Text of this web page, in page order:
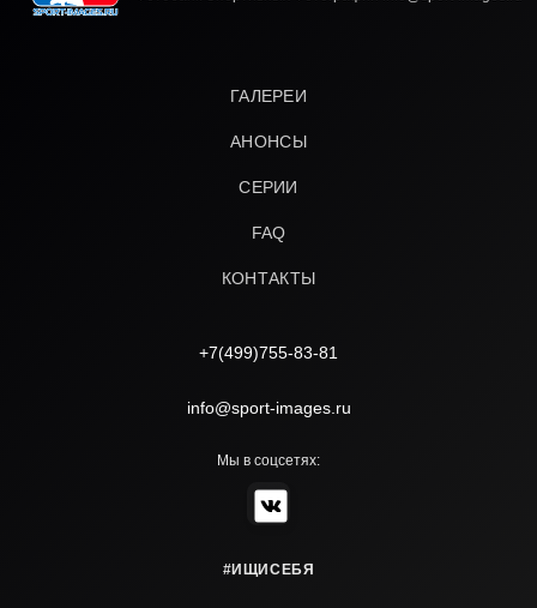
ГАЛЕРЕИ
АНОНСЫ
СЕРИИ
FAQ
КОНТАКТЫ
+7(499)755-83-81
info@sport-images.ru
Мы в соцсетях:
#ИЩИСЕБЯ